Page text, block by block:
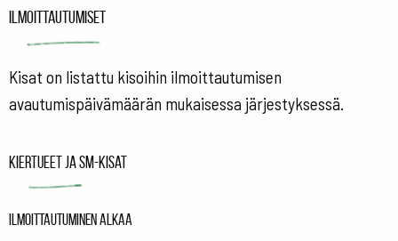
Ilmoittautumiset
Kisat on listattu kisoihin ilmoittautumisen
avautumispäivämäärän mukaisessa järjestyksessä.
Kiertueet ja SM-kisat
Ilmoittautuminen alkaa